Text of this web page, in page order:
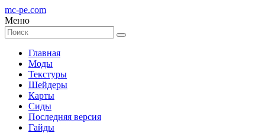
mc-pe.com
Меню
Главная
Моды
Текстуры
Шейдеры
Карты
Сиды
Последняя версия
Гайды